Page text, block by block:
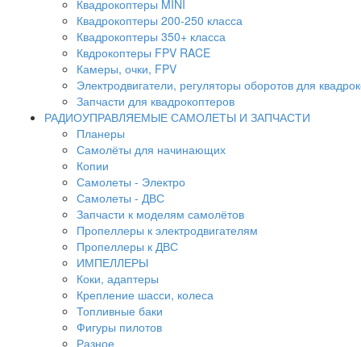
Квадрокоптеры MINI
Квадрокоптеры 200-250 класса
Квадрокоптеры 350+ класса
Квдрокоптеры FPV RACE
Камеры, очки, FPV
Электродвигатели, регуляторы оборотов для
Запчасти для квадрокоптеров
РАДИОУПРАВЛЯЕМЫЕ САМОЛЕТЫ И ЗАПЧАСТИ
Планеры
Самолёты для начинающих
Копии
Самолеты - Электро
Самолеты - ДВС
Запчасти к моделям самолётов
Пропеллеры к электродвигателям
Пропеллеры к ДВС
ИМПЕЛЛЕРЫ
Коки, адаптеры
Крепление шасси, колеса
Топливные баки
Фигуры пилотов
Разное